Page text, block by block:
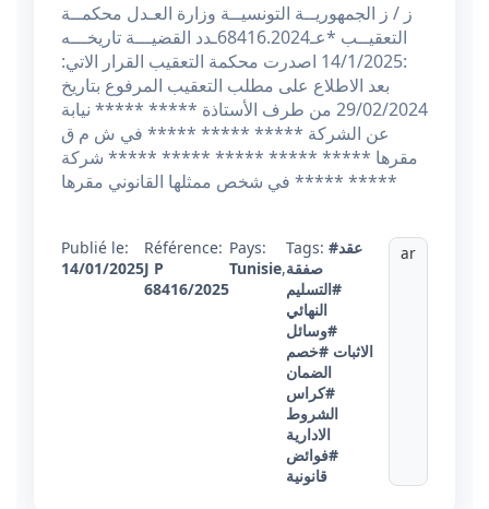
ز / ز الجمهوريــة التونسيــة وزارة العـدل محكمــة
التعقيــب *عـ68416.2024ـدد القضيـــة تاريخـــه
:14/1/2025 اصدرت محكمة التعقيب القرار الاتي:
بعد الاطلاع على مطلب التعقيب المرفوع بتاريخ
29/02/2024 من طرف الأستاذة ***** ***** نيابة
عن الشركة ***** ***** ***** في ش م ق
مقرها ***** ***** ***** ***** ***** شركة
***** في شخص ممثلها القانوني مقرها *****
Publié le:
14/01/2025
Référence:
J P
68416/2025
Pays:
Tunisie,
Tags: #عقد
صفقة
#التسليم
النهائي
#وسائل
الاثبات #خصم
الضمان
#كراس
الشروط
الادارية
#فوائض
قانونية
ar